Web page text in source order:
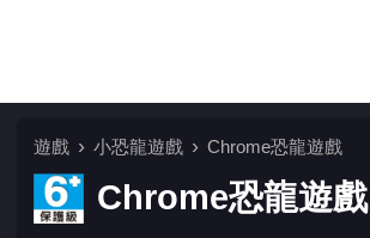
遊戲 小恐龍遊戲 Chrome恐龍遊戲
Chrome恐龍遊戲